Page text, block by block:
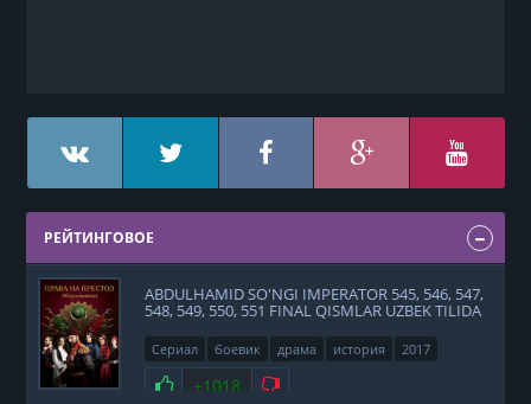
РЕЙТИНГОВОЕ
ABDULHAMID SO'NGI IMPERATOR 545, 546, 547,
548, 549, 550, 551 FINAL QISMLAR UZBEK TILIDA
Сериал боевик драма история 2017
Нравится
+1018 Не нравится